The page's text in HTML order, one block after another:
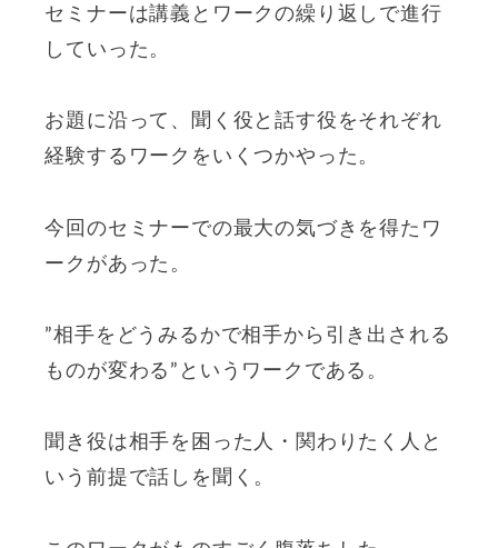
セミナーは講義とワークの繰り返しで進行
していった。
お題に沿って、聞く役と話す役をそれぞれ
経験するワークをいくつかやった。
今回のセミナーでの最大の気づきを得たワ
ークがあった。
”相手をどうみるかで相手から引き出される
ものが変わる”というワークである。
聞き役は相手を困った人・関わりたく人と
いう前提で話しを聞く。